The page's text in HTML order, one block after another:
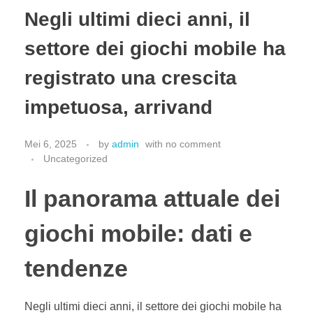
Produk Kami
Mechanical Electrical
Produk Mechanical electrical
PriceList Mechanical electrical
Umum
Elektronik
Handphone & Tablet
Office & Stationery
Voice Recorder
Work Services
Hubungi Kami
Negli ultimi dieci anni, il
settore dei giochi mobile ha
registrato una crescita
impetuosa, arrivand
Mei 6, 2025 by admin with no comment
Uncategorized
Il panorama attuale dei
giochi mobile: dati e
tendenze
Negli ultimi dieci anni, il settore dei giochi mobile ha